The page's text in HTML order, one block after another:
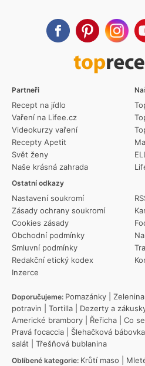
Partneři
Recept na jídlo
Vaření na Lifee.cz
Videokurzy vaření
Recepty Apetit
Svět ženy
Naše krásná zahrada
Ostatní odkazy
Nastavení soukromí
Zásady ochrany soukromí
Cookies zásady
Obchodní podmínky
Smluvní podmínky
Redakční etický kodex
Inzerce
Doporučujeme: Pomazánky
potravin
Tortilla Dezerty a
Americké brambory
Řeřicha Co
Pravá focaccia
Šlehačková bábovka
salát
Třešňová bublanina
Oblíbené kategorie: Krůtí maso